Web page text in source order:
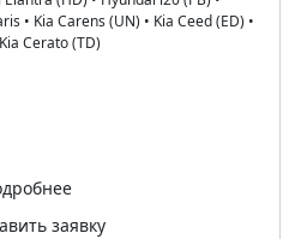
• Kia Carens (UN) • Kia Ceed (ED) •
Kia Cerato (TD)
заявку